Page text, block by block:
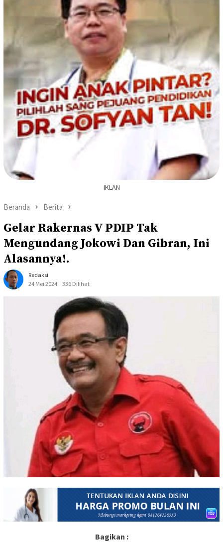
IKLAN
Beranda Berita
Gelar Rakernas V PDIP Tak
Mengundang Jokowi Dan Gibran, Ini
Alasannya!.
Redaksi
24 Mei 2024
336 Dilihat
Bagikan :